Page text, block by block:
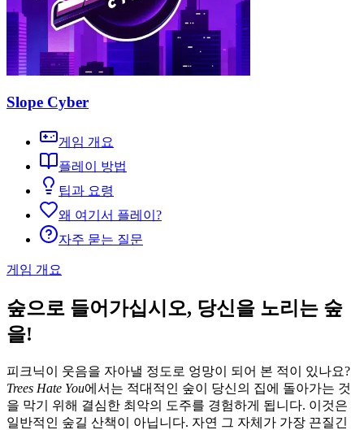
Slope Cyber
게임 개요
플레이 방법
팁과 요령
왜 여기서 플레이?
자주 묻는 질문
게임 개요
숲으로 들어가십시오, 당신을 노리는 숲
을!
피크닉이 웃음을 자아낼 정도로 엉망이 되어 본 적이 있나요?
Trees Hate You에서는 적대적인 숲이 당신의 집에 돌아가는 것
을 막기 위해 결심한 최악의 도주를 경험하게 됩니다. 이것은
일반적인 숲길 산책이 아닙니다. 자연 그 자체가 가장 끈질긴